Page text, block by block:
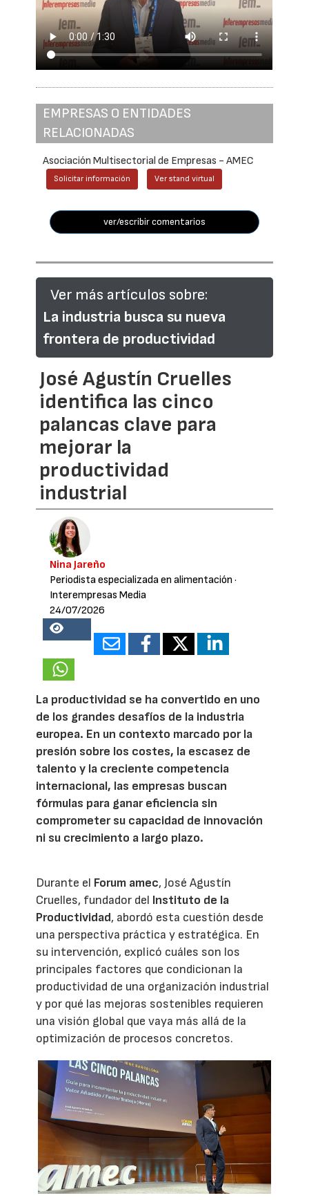
EMPRESAS O ENTIDADES
RELACIONADAS
Asociación Multisectorial de Empresas - AMEC
Solicitar información Ver stand virtual
ver/escribir comentarios
Ver más artículos sobre:
La industria busca su nueva
frontera de productividad
José Agustín Cruelles
identifica las cinco
palancas clave para
mejorar la
productividad
industrial
Nina Jareño
Periodista especializada en alimentación ·
Interempresas Media
24/07/2026
20768
La productividad se ha convertido en uno
de los grandes desafíos de la industria
europea. En un contexto marcado por la
presión sobre los costes, la escasez de
talento y la creciente competencia
internacional, las empresas buscan
fórmulas para ganar eficiencia sin
comprometer su capacidad de innovación
ni su crecimiento a largo plazo.
Durante el Forum amec, José Agustín
Cruelles, fundador del Instituto de la
Productividad, abordó esta cuestión desde
una perspectiva práctica y estratégica. En
su intervención, explicó cuáles son los
principales factores que condicionan la
productividad de una organización industrial
y por qué las mejoras sostenibles requieren
una visión global que vaya más allá de la
optimización de procesos concretos.